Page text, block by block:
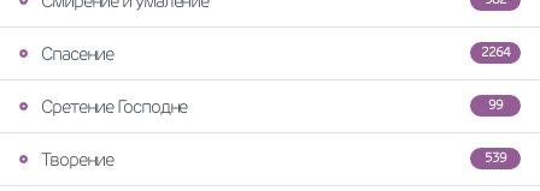
2264
Спасение
99
Сретение Господне
539
Творение